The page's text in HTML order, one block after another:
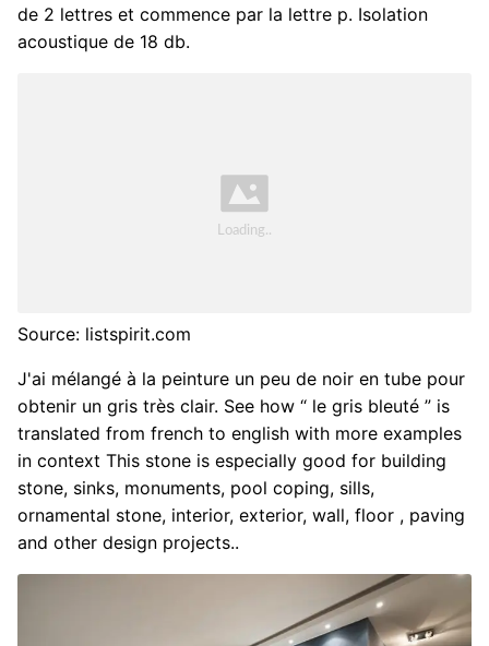
de 2 lettres et commence par la lettre p. Isolation
acoustique de 18 db.
Source: listspirit.com
J'ai mélangé à la peinture un peu de noir en tube pour
obtenir un gris très clair. See how “ le gris bleuté ” is
translated from french to english with more examples
in context This stone is especially good for building
stone, sinks, monuments, pool coping, sills,
ornamental stone, interior, exterior, wall, floor , paving
and other design projects..